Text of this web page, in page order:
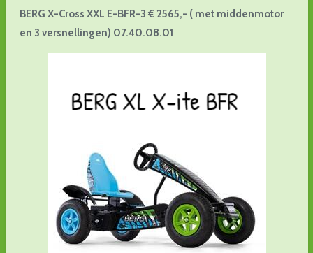
BERG X-Cross XXL E-BFR-3 € 2565,- ( met middenmotor
en 3 versnellingen) 07.40.08.01